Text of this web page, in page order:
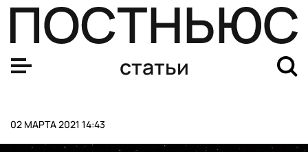
статьи
02 МАРТА 2021 14:43
Правительство предложило освободить медиков от